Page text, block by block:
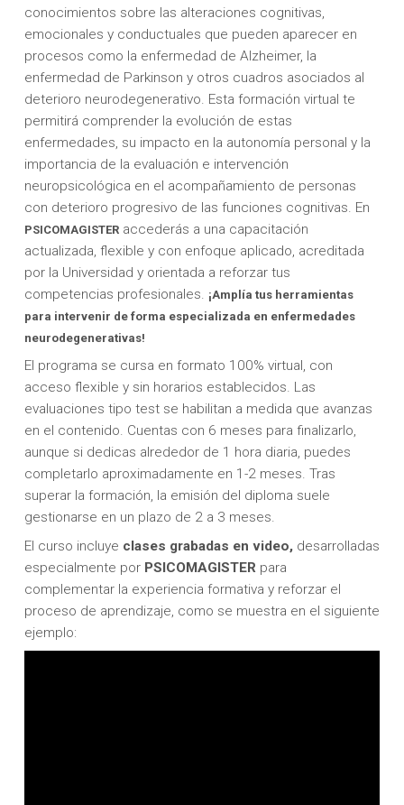
conocimientos sobre las alteraciones cognitivas,
emocionales y conductuales que pueden aparecer en
procesos como la enfermedad de Alzheimer, la
enfermedad de Parkinson y otros cuadros asociados al
deterioro neurodegenerativo. Esta formación virtual te
permitirá comprender la evolución de estas
enfermedades, su impacto en la autonomía personal y la
importancia de la evaluación e intervención
neuropsicológica en el acompañamiento de personas
con deterioro progresivo de las funciones cognitivas. En
PSICOMAGISTERaccederás a una capacitación
actualizada, flexible y con enfoque aplicado, acreditada
por la Universidad y orientada a reforzar tus
competencias profesionales.
¡Amplía tus herramientas
para intervenir de forma especializada en enfermedades
neurodegenerativas!
El programa se cursa en formato 100% virtual, con
acceso flexible y sin horarios establecidos. Las
evaluaciones tipo test se habilitan a medida que avanzas
en el contenido. Cuentas con 6 meses para finalizarlo,
aunque si dedicas alrededor de 1 hora diaria, puedes
completarlo aproximadamente en 1-2 meses. Tras
superar la formación, la emisión del diploma suele
gestionarse en un plazo de 2 a 3 meses.
El curso incluye clases grabadas en video,desarrolladas
especialmente por PSICOMAGISTERpara
complementar la experiencia formativa y reforzar el
proceso de aprendizaje, como se muestra en el siguiente
ejemplo: